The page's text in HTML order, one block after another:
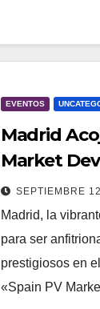
EVENTOS
Madrid
Market
SEPTIEMBRE
Madrid, la
para ser
prestigiosos en
«Spain PV